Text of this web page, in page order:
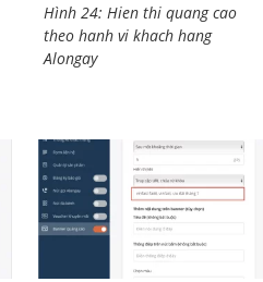
Hình 24: Hien thi quang cao
theo hanh vi khach hang
Alongay